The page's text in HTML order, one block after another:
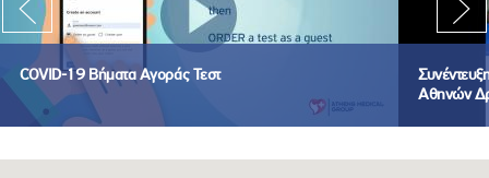
COVID-19 Βήματα Αγοράς Τεστ
Αθηνών